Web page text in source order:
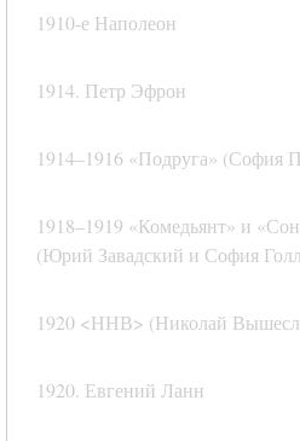
1910-е Наполеон
1914. Петр Эфрон
1914–1916 «Подруга» (София
1918–1919 «Комедьянт» и
(Юрий Завадский и София
1920 <ННВ> (Николай
1920. Евгений Ланн